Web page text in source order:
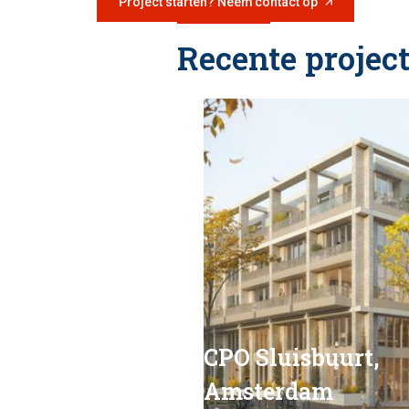
Recente
CPO Sluisbuurt,
Amsterdam